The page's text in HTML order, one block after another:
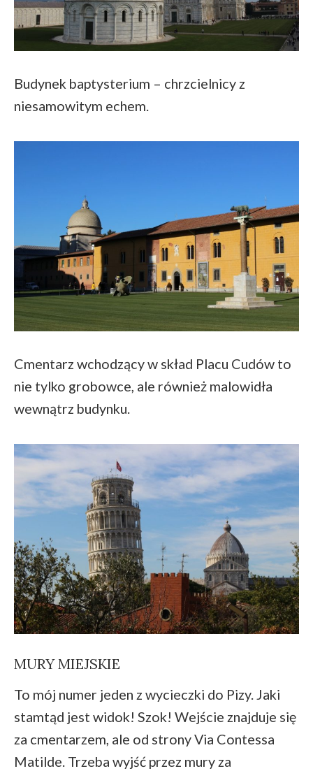
Budynek baptysterium – chrzcielnicy z
niesamowitym echem.
Cmentarz wchodzący w skład Placu Cudów to
nie tylko grobowce, ale również malowidła
wewnątrz budynku.
MURY MIEJSKIE
To mój numer jeden z wycieczki do Pizy. Jaki
stamtąd jest widok! Szok! Wejście znajduje się
za cmentarzem, ale od strony Via Contessa
Matilde. Trzeba wyjść przez mury za